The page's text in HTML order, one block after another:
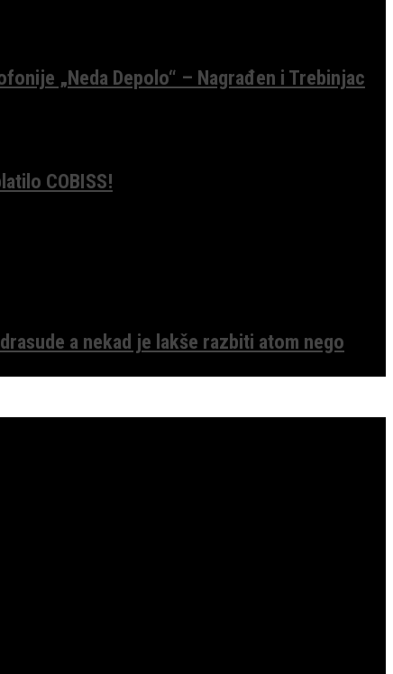
„Neda Depolo“ – Nagrađen i Trebinjac
COBISS!
a nekad je lakše razbiti atom nego